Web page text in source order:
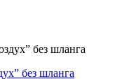
без шланга